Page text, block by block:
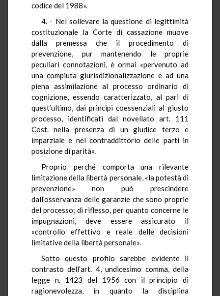
codice del 1988».
4. - Nel sollevare la questione di legittimità
costituzionale la Corte di cassazione muove
dalla premessa che il procedimento di
prevenzione, pur mantenendo le proprie
peculiari connotazioni, è ormai «pervenuto ad
una compiuta giurisdizionalizzazione e ad una
piena assimilazione al processo ordinario di
cognizione, essendo caratterizzato, al pari di
quest’ultimo, dai principi coessenziali al giusto
processo, identificati dal novellato art. 111
Cost. nella presenza di un giudice terzo e
imparziale e nel contraddittorio delle parti in
posizione di parità».
Proprio perché comporta una rilevante
limitazione della libertà personale, «la potestà di
prevenzione» non può prescindere
dall’osservanza delle garanzie che sono proprie
del processo; di riflesso, per quanto concerne le
impugnazioni, deve essere assicurato il
«controllo effettivo e reale delle decisioni
limitative della libertà personale».
Sotto questo profilo sarebbe evidente il
contrasto dell’art. 4, undicesimo comma, della
legge n. 1423 del 1956 con il principio di
ragionevolezza, in quanto la disciplina